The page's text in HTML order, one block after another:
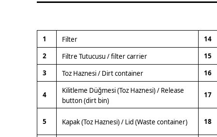
1 Filter
14
2
Filtre Tutucusu / filter carrier
15
3
Toz Haznesi / Dirt container 16
4
Kilitleme Düğmesi (Toz Haznesi) / Release
button (dirt bin)
17
5 Kapak (Toz Haznesi) / Lid (Waste container) 18